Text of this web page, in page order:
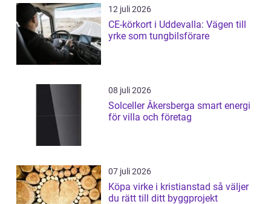
12 juli 2026
CE-körkort i Uddevalla: Vägen till
yrke som tungbilsförare
08 juli 2026
Solceller Åkersberga smart energi
för villa och företag
07 juli 2026
Köpa virke i kristianstad så väljer
du rätt till ditt byggprojekt